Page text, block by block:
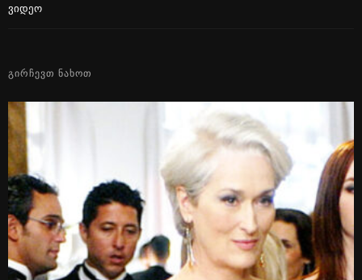
Ვიდეო
ᲒᲘᲠᲩᲔᲕᲗ ᲜᲐᲮᲝᲗ